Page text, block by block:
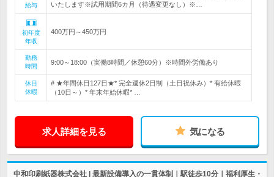
給与
いたします※試用期間6カ月（待遇変更なし）※…
初年度
年収
400万円～450万円
勤務
時間
9:00～18:00（実働8時間／休憩60分）※時間外労働あり
休日
休暇
# ★年間休日127日★* 完全週休2日制（土日祝休み）* 有給休暇
（10日～）* 年末年始休暇* …
求人詳細を見る 気になる
中和印刷紙器株式会社 | 最新設備導入の一貫体制｜駅徒歩10分｜福利厚生・